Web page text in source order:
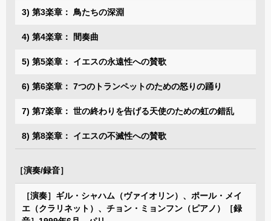
3) 第3楽章： 鳥たちの深淵
4) 第4楽章： 間奏曲
5) 第5楽章： イエスの永遠性への賛歌
6) 第6楽章： 7つのトランペットのための怒りの踊り
7) 第7楽章： 世の終わりを告げる天使のための虹の錯乱
8) 第8楽章： イエスの不滅性への賛歌
［演奏/録音］
［演奏］ギル・シャハム（ヴァイオリン）、ポール・メイ
エ（クラリネット）、チョン・ミョンフン（ピアノ）［録